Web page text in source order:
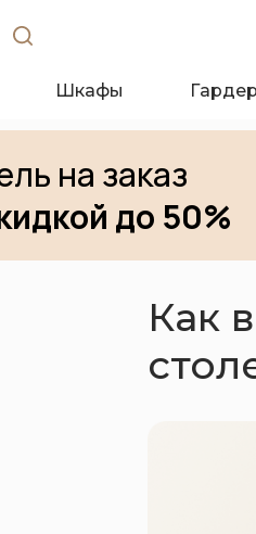
Шкафы
на заказ
до 50%
Как